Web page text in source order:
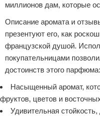
миллионов дам, которые
Описание аромата и
презентуют его, как
французской душой.
покупательницами
достоинств этого парфюма:
Насыщенный аромат,
фруктов, цветов и
Удивительная